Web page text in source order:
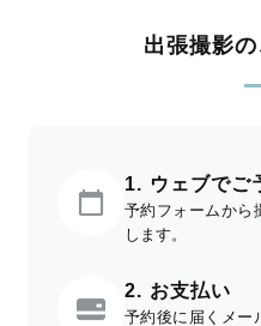
出張撮影
1. ウェブでご
予約フォームから
します。
2. お支払い
予約後に届くメー